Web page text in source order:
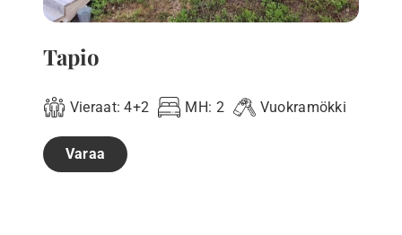
Tapio
Vieraat:4+2 MH: 2 Vuokramökki
Varaa